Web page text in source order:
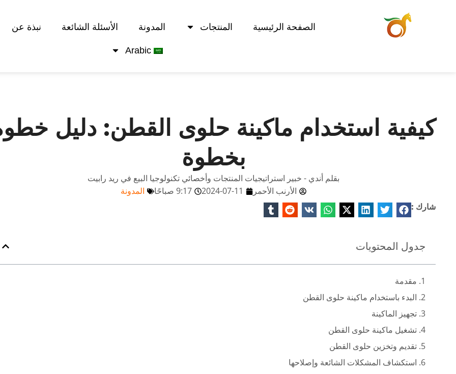
الصفحة الرئيسية المنتجات المدونة الأسئلة الشائعة نبذة عن
Arabic
كيفية استخدام ماكينة حلوى القطن: دليل
بخطوة
بقلم أندي - خبير استراتيجيات المنتجات وأخصائي تكنولوجيا البيع في ريد رابيت
الأرنب الأحمر
2024-07-11 9:17 صباحًا
المدونة
شارك :
جدول المحتويات
1. مقدمة
2. البدء باستخدام ماكينة حلوى القطن
3. تجهيز الماكينة
4. تشغيل ماكينة حلوى القطن
5. تقديم وتخزين حلوى القطن
6. استكشاف المشكلات الشائعة وإصلاحها